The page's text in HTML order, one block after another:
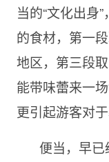
当的“文化出身
的食材，第一
地区，第三段
能带味蕾来一
更引起游客对
便当，早